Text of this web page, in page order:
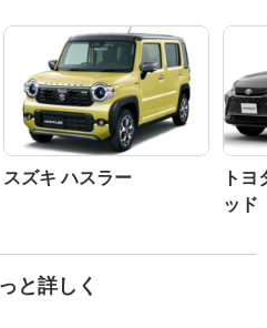
スズキ ハスラー
ト
ッド
と詳しく